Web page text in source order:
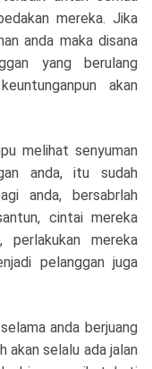
mereka. Jika
anda maka disana
yang berulang
akan
melihat senyuman
anda, itu sudah
anda, bersabrlah
cintai mereka
perlakukan mereka
pelanggan juga
anda berjuang
akan selalu ada jalan